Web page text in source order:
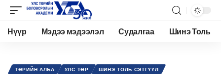
Нүүр Мэдээ мэдээлэл Судалгаа Шинэ Толь
ТӨРИЙН АЛБА УЛС ТӨР ШИНЭ ТОЛЬ СЭТГҮҮЛ